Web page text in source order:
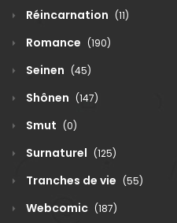
Réincarnation (11)
Romance (190)
Seinen (45)
Shônen (147)
Smut (0)
Surnaturel (125)
Tranches de vie (55)
Webcomic (187)